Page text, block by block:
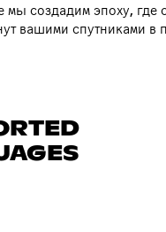
мы создадим эпоху, где
вашими спутниками в